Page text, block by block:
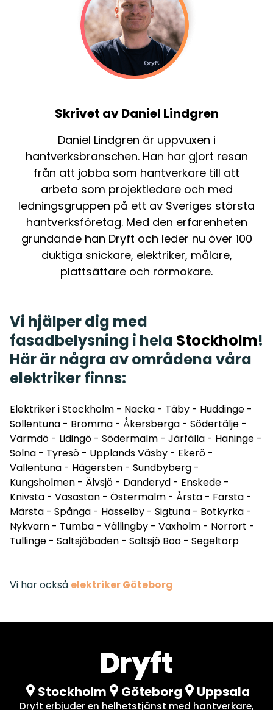
Skrivet av Daniel Lindgren
Daniel Lindgren är uppvuxen i
hantverksbranschen. Han har gjort resan
från att jobba som hantverkare till att
arbeta som projektledare och med
ledningsgruppen på ett av Sveriges största
hantverksföretag. Med den erfarenheten
grundande han Dryft och leder nu över 100
duktiga snickare, elektriker, målare,
plattsättare och rörmokare.
Vi hjälper dig med
fasadbelysning i hela Stockholm!
Här är några av områdena våra
elektriker finns:
Elektriker i Stockholm - Nacka - Täby - Huddinge -
Sollentuna - Bromma - Åkersberga - Södertälje -
Värmdö - Lidingö - Södermalm - Järfälla - Haninge -
Solna - Tyresö - Upplands Väsby - Ekerö -
Vallentuna - Hägersten - Sundbyberg -
Kungsholmen - Älvsjö - Danderyd - Enskede -
Knivsta - Vasastan - Östermalm - Årsta - Farsta -
Märsta - Spånga - Hässelby - Sigtuna - Botkyrka -
Nykvarn - Tumba - Vällingby - Vaxholm - Norrort -
Tullinge - Saltsjöbaden - Saltsjö Boo - Segeltorp
Vi har också elektriker Göteborg
Stockholm Göteborg Uppsala
Dryft erbjuder en helhetstjänst med hantverkare,